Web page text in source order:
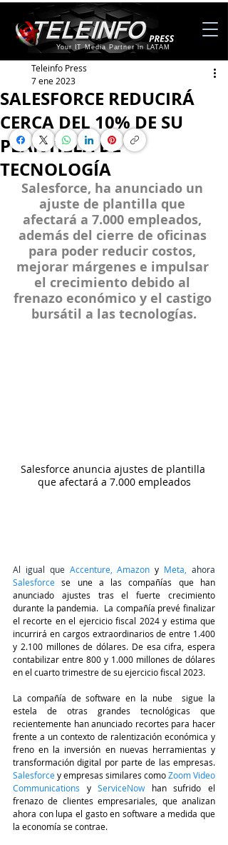
Your IT Media Partner in LATAM
SALESFORCE REDUCIRÁ
CERCA DEL 10% DE SU
PLANTILLA DE
TECNOLOGÍA
Teleinfo Press
7 ene 2023
Salesforce, ha anunciado un
ajuste de plantilla que
afectará a 7.000 empleados,
además del cierre de oficinas
para poder reducir costos,
mejorar márgenes e impulsar
el crecimiento debido al
frenazo económico y el castigo
bursátil a las tecnologías.
Salesforce anuncia ajustes de plantilla
que afectará a 7.000 empleados
Al igual que Accenture, Amazon y Meta
Salesforce se une a las compañías que han
anunciado ajustes tras el fuerte crecimiento
durante la pandemia.  La compañía prevé finalizar
el recorte en el ejercicio fiscal 2024 y estima que
incurrirá en cargos extraordinarios de entre 1.400
y 2.100 millones de dólares. De esa cifra, espera
contabilizar entre 800 y 1.000 millones de dólares
en el cuarto trimestre de su ejercicio fiscal 2023.
La compañía de software en la nube  sigue la
estela de otras grandes tecnológicas que
recientemente han anunciado recortes para hacer
frente a un contexto de ralentización económica y
freno en la inversión en nuevas herramientas y
Salesforcey empresas similares comoZoom Video
Communications
y ServiceNow han sufrido el
frenazo de clientes empresariales, que analizan
ahora con lupa el gasto en software a medida que
la economía se contrae.